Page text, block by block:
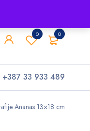
0
0
+387 33 933 489
Ananas 13×18 cm